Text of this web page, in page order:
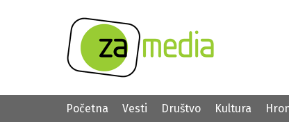
Početna Vesti Društvo Kultura